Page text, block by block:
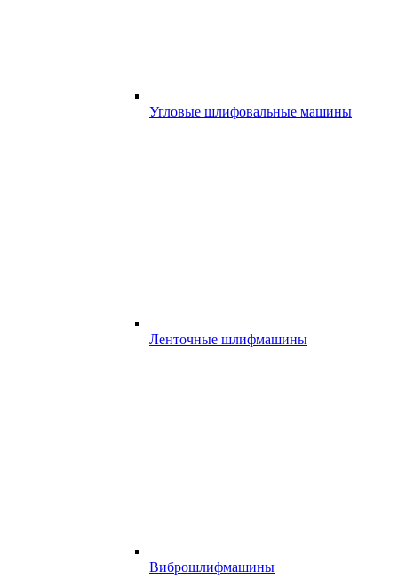
Угловые шлифовальные машины
Ленточные шлифмашины
Виброшлифмашины